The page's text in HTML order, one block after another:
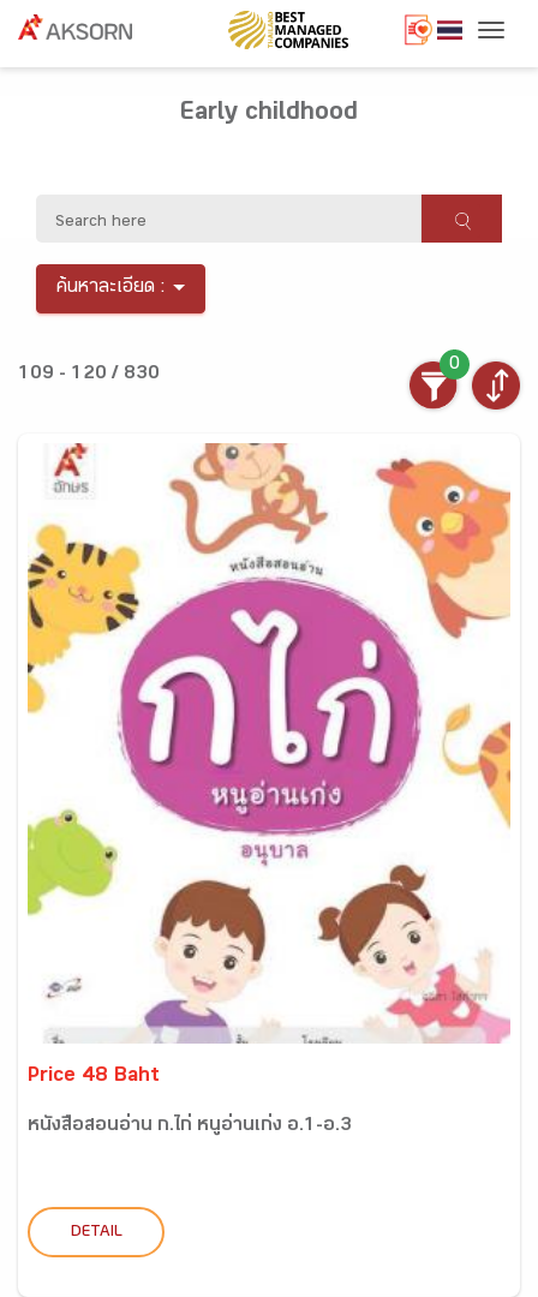
Early childhood
ค้นหาละเอียด :
109 - 120 / 830
0
Price 48 Baht
หนังสือสอนอ่าน ก.ไก่ หนูอ่านเก่ง อ.1-อ.3
DETAIL